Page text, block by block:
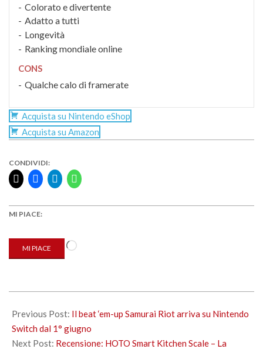
Colorato e divertente
Adatto a tutti
Longevità
Ranking mondiale online
CONS
Qualche calo di framerate
Acquista su Nintendo eShop
Acquista su Amazon
CONDIVIDI:
MI PIACE:
MI PIACE
Caricamento
06-
15
Previous Post: Il beat ‘em-up Samurai Riot arriva su Nintendo
Switch dal 1° giugno
Next Post: Recensione: HOTO Smart Kitchen Scale – La